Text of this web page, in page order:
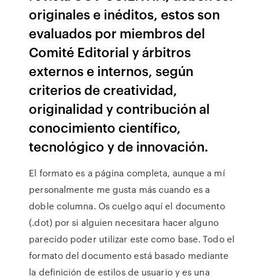
originales e inéditos, estos son
evaluados por miembros del
Comité Editorial y árbitros
externos e internos, según
criterios de creatividad,
originalidad y contribución al
conocimiento científico,
tecnológico y de innovación.
El formato es a página completa, aunque a mí
personalmente me gusta más cuando es a
doble columna. Os cuelgo aquí el documento
(.dot) por si alguien necesitara hacer alguno
parecido poder utilizar este como base. Todo el
formato del documento está basado mediante
la definición de estilos de usuario y es una